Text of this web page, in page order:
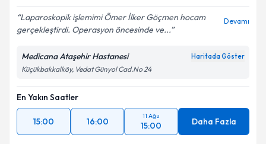
Laparoskopik işlemimi Ömer İlker Göçmen hocam
gerçekleştirdi. Operasyon öncesinde ve...
Devamı
Medicana Ataşehir Hastanesi Haritada Göster
Küçükbakkalköy, Vedat Günyol Cad.No 24
En Yakın Saatler
15:00 16:00
11 Ağu
15:00 Daha Fazla